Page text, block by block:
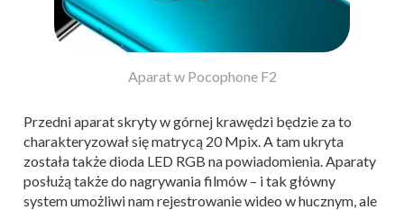
Aparat w Pocophone F2
Przedni aparat skryty w górnej krawędzi będzie za to
charakteryzował się matrycą 20 Mpix. A tam ukryta
została także dioda LED RGB na powiadomienia. Aparaty
posłużą także do nagrywania filmów – i tak główny
system umożliwi nam rejestrowanie wideo w hucznym, ale